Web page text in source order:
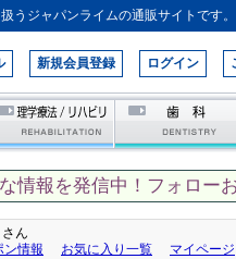
うジャパンライムの通販サイトです。
新規会員登録 ログイン
報を発信中！フォロー
ん
ン情報
お気に入り一覧 マイページ